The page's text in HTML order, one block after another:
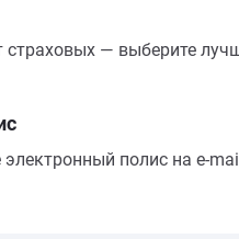
— выберите
полис на e-